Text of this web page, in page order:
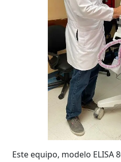
Este equipo, modelo ELISA